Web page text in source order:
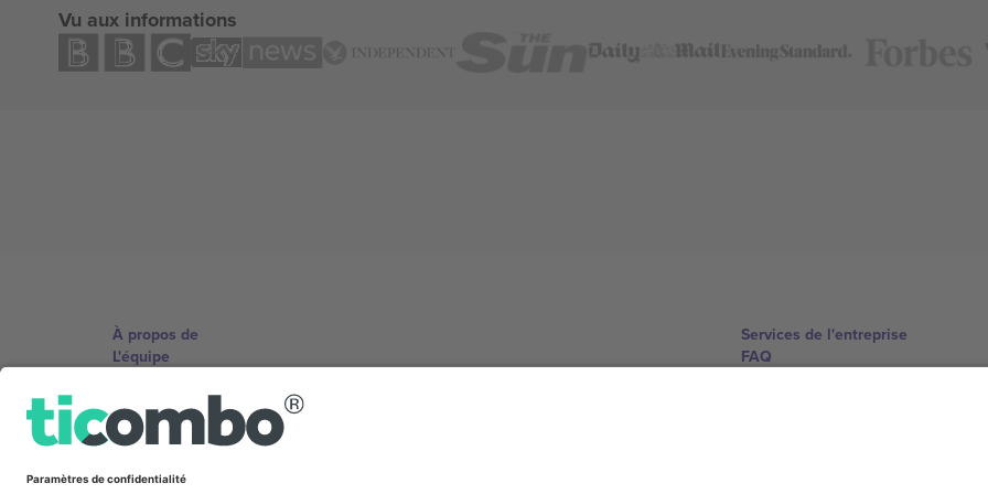
Vu aux informations
À propos de
L'équipe
Conditions générales
Programme d'affiliation
Services de l'entreprise
FAQ